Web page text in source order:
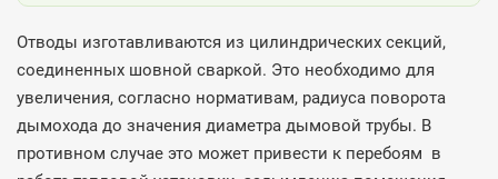
Отводы изготавливаются из цилиндрических секций,
соединенных шовной сваркой. Это необходимо для
увеличения, согласно нормативам, радиуса поворота
дымохода до значения диаметра дымовой трубы. В
противном случае это может привести к перебоям в